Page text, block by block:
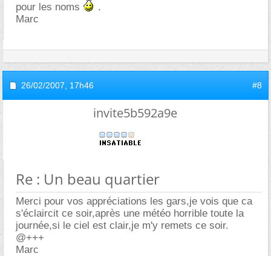
pour les noms
.
Marc
26/02/2007, 17h46 #8
invite5b592a9e
Re : Un beau quartier
Merci pour vos appréciations les gars,je vois que ca
s'éclaircit ce soir,après une météo horrible toute la
journée,si le ciel est clair,je m'y remets ce soir.
@+++
Marc